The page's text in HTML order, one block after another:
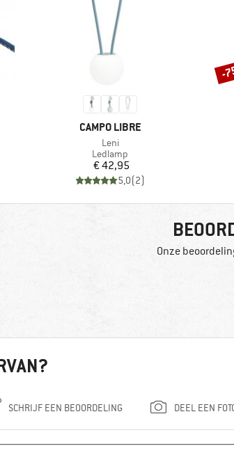
MERK
CAMPO LIBRE
Artikel
Leni
Productgroep
Ledlamp
Prijs
€ 42,95
5,0(2)
-
Onze
SCHRIJF EEN BEOORDELING DEEL EEN